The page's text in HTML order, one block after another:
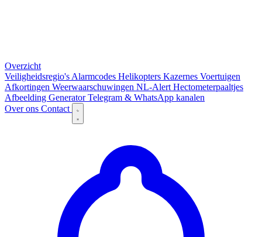
Overzicht
Veiligheidsregio's Alarmcodes Helikopters Kazernes Voertuigen
Afkortingen Weerwaarschuwingen NL-Alert Hectometerpaaltjes
Afbeelding GeneratorTelegram & WhatsApp kanalen
Over ons Contact